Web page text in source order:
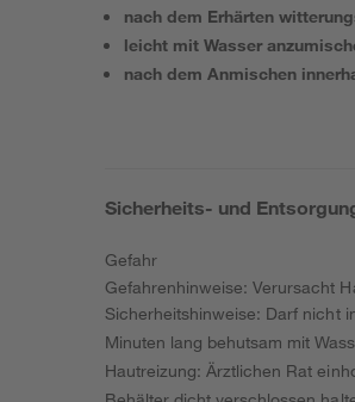
nach dem Erhärten
leicht mit Wasser
nach dem Anmischen
Sicherheits- und
Gefahr
Gefahrenhinweise: Verursacht
Sicherheitshinweise: Darf nicht
Minuten lang behutsam mit
Hautreizung: Ärztlichen Rat